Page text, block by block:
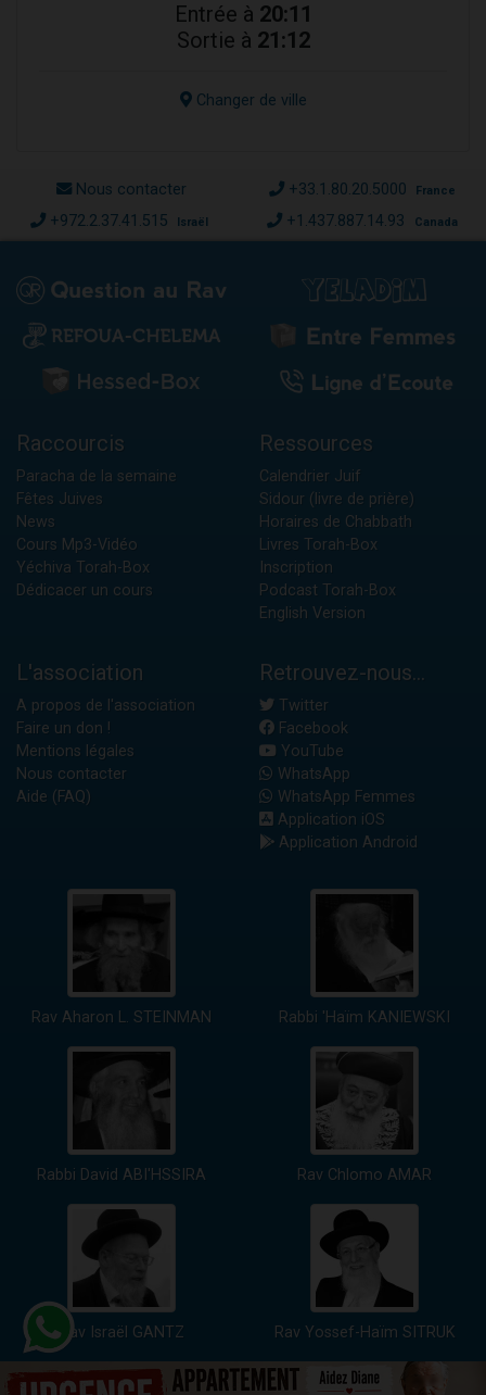
Entrée à 20:11
Sortie à 21:12
Changer de ville
Nous contacter +33.1.80.20.5000 France
+972.2.37.41.515 Israël +1.437.887.14.93 Canada
Raccourcis
Paracha de la semaine
Fêtes Juives
News
Cours Mp3-Vidéo
Yéchiva Torah-Box
Dédicacer un cours
Ressources
Calendrier Juif
Sidour (livre de prière)
Horaires de Chabbath
Livres Torah-Box
Inscription
Podcast Torah-Box
English Version
L'association
A propos de l'association
Faire un don !
Mentions légales
Nous contacter
Aide (FAQ)
Retrouvez-nous...
Twitter
Facebook
YouTube
WhatsApp
WhatsApp Femmes
Application iOS
Application Android
Rav Aharon L. STEINMAN Rabbi 'Haïm KANIEWSKI
Rabbi David ABI'HSSIRA Rav Chlomo AMAR
Rav Israël GANTZ Rav Yossef-Haïm SITRUK